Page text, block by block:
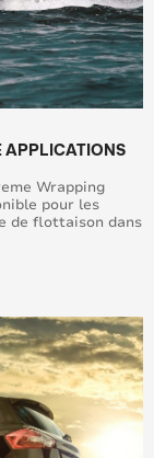
APPLICATIONS
Wrapping
pour les
de flottaison dans